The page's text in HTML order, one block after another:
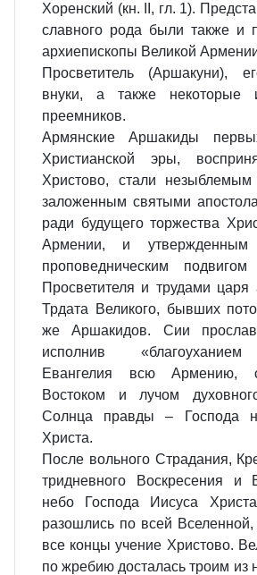
Хоренский (кн. II, гл. 1).
славного рода были также и
архиепископы Великой
Просветитель (Аршакуни),
внуки, а также некоторые
преемников.
Армянские Аршакиды
Христианской эры,
Христово, стали
заложенным святыми
ради будущего торжества
Армении, и утвержденным
проповедническим
Просветителя и трудами царя
Трдата Великого, бывших
же Аршакидов. Сии
исполнив
Евангелия всю Армению,
Востоком и лучом
Солнца правды – Господа
Христа.
После вольного Страдания,
тридневного Воскресения и
небо Господа Иисуса
разошлись по всей
все концы учение Христово.
по жребию досталась троим из